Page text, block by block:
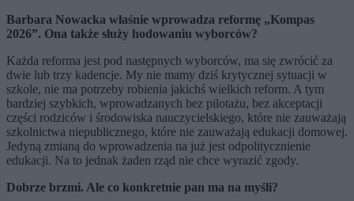
Barbara Nowacka właśnie wprowadza reformę „Kompas
2026”. Ona także służy hodowaniu wyborców?
Każda reforma jest pod następnych wyborców, ma się zwrócić za
dwie lub trzy kadencje. My nie mamy dziś krytycznej sytuacji w
szkole, nie ma potrzeby robienia jakichś wielkich reform. A tym
bardziej szybkich, wprowadzanych bez pilotażu, bez akceptacji
części rodziców i środowiska nauczycielskiego, które nie zauważają
szkolnictwa niepublicznego, które nie zauważają edukacji domowej.
Jedyną zmianą do wprowadzenia na już jest odpolitycznienie
edukacji. Na to jednak żaden rząd nie chce wyrazić zgody.
Dobrze brzmi. Ale co konkretnie pan ma na myśli?